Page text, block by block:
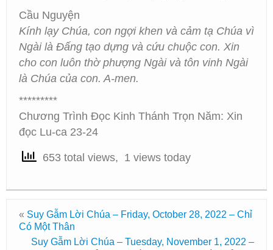
Cầu Nguyện
Kính lạy Chúa, con ngợi khen và cảm tạ Chúa vì
Ngài là Đấng tạo dựng và cứu chuộc con. Xin
cho con luôn thờ phượng Ngài và tôn vinh Ngài
là Chúa của con. A-men.
*********
Chương Trình Đọc Kinh Thánh Trọn Năm: Xin
đọc Lu-ca 23-24
653 total views, 1 views today
« Suy Gẫm Lời Chúa – Friday, October 28, 2022 – Chỉ
Có Một Thân
Suy Gẫm Lời Chúa – Tuesday, November 1, 2022 –